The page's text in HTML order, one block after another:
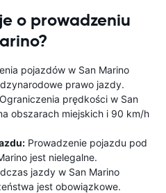
o prowadzeniu
pojazdów w San Marino
prawo jazdy.
Ograniczenia prędkości w San
obszarach miejskich i 90 km/h
Prowadzenie pojazdu pod
jest nielegalne.
jazdy w San Marino
jest obowiązkowe.